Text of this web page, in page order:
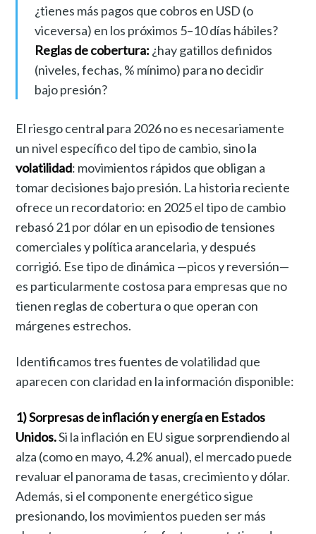
¿tienes más pagos que cobros en USD (o
viceversa) en los próximos 5–10 días hábiles?
Reglas de cobertura: ¿hay gatillos definidos
(niveles, fechas, % mínimo) para no decidir
bajo presión?
El riesgo central para 2026 no es necesariamente
un nivel específico del tipo de cambio, sino la
volatilidad: movimientos rápidos que obligan a
tomar decisiones bajo presión. La historia reciente
ofrece un recordatorio: en 2025 el tipo de cambio
rebasó 21 por dólar en un episodio de tensiones
comerciales y política arancelaria, y después
corrigió. Ese tipo de dinámica —picos y reversión—
es particularmente costosa para empresas que no
tienen reglas de cobertura o que operan con
márgenes estrechos.
Identificamos tres fuentes de volatilidad que
aparecen con claridad en la información disponible:
1) Sorpresas de inflación y energía en Estados
Unidos.Si la inflación en EU sigue sorprendiendo al
alza (como en mayo, 4.2% anual), el mercado puede
revaluar el panorama de tasas, crecimiento y dólar.
Además, si el componente energético sigue
presionando, los movimientos pueden ser más